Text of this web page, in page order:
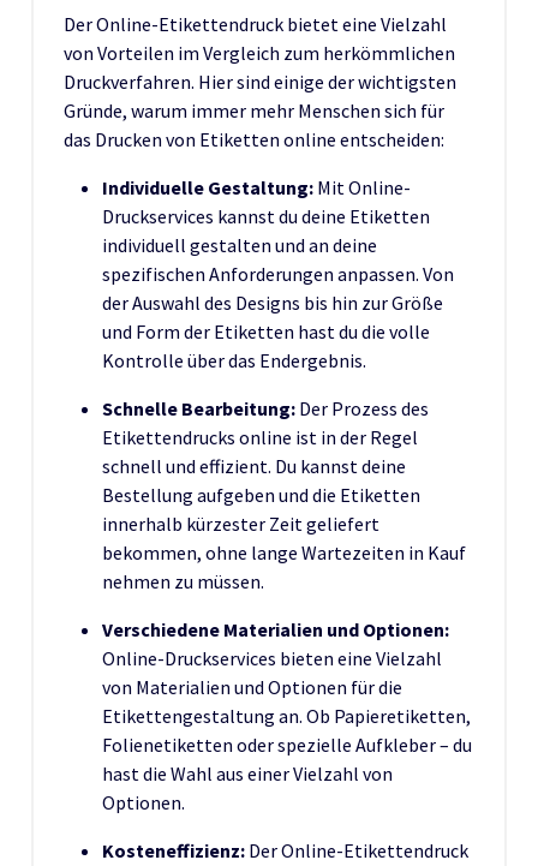
Der Online-Etikettendruck bietet eine Vielzahl
von Vorteilen im Vergleich zum herkömmlichen
Druckverfahren. Hier sind einige der wichtigsten
Gründe, warum immer mehr Menschen sich für
das Drucken von Etiketten online entscheiden:
Individuelle Gestaltung: Mit Online-
Druckservices kannst du deine Etiketten
individuell gestalten und an deine
spezifischen Anforderungen anpassen. Von
der Auswahl des Designs bis hin zur Größe
und Form der Etiketten hast du die volle
Kontrolle über das Endergebnis.
Schnelle Bearbeitung: Der Prozess des
Etikettendrucks online ist in der Regel
schnell und effizient. Du kannst deine
Bestellung aufgeben und die Etiketten
innerhalb kürzester Zeit geliefert
bekommen, ohne lange Wartezeiten in Kauf
nehmen zu müssen.
Verschiedene Materialien und Optionen:
Online-Druckservices bieten eine Vielzahl
von Materialien und Optionen für die
Etikettengestaltung an. Ob Papieretiketten,
Folienetiketten oder spezielle Aufkleber – du
hast die Wahl aus einer Vielzahl von
Optionen.
Kosteneffizienz: Der Online-Etikettendruck